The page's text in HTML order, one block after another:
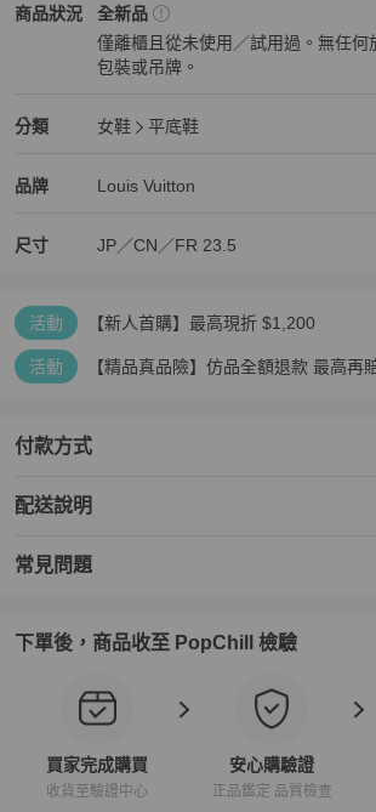
* 尺寸：37.5
* 全新品，非近期購入，但從未使用過，鞋盒有
#芭蕾平底鞋
商品狀況
Louis Vuitton女鞋商品狀態與細節
全新品
僅離櫃且從未使用／試用過。無任何
包裝或吊牌。
分類
Louis Vuitton女鞋 分類資訊
女鞋
平底鞋
品牌
Louis Vuitton精品女鞋品牌介紹
Louis Vuitton
Louis Vuitton推薦清單
尺寸 JP／CN／FR 23.5
活動 【新人首購】最高現折 $1,200
活動 【精品真品險】仿品全額退款 最高再
付款方式
配送說明
常見問題
下單後，商品收至 PopChill 檢驗
買家完成購買
收貨至驗證中心
安心購驗證
正品鑑定 品質檢查